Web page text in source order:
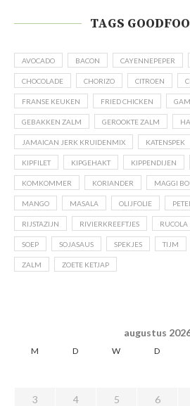
TAGS
AVOCADO BACON CAYENNEPEPER
CHOCOLADE CHORIZO CITROEN
FRANSE KEUKEN FRIED CHICKEN
GEBAKKEN ZALM GEROOKTE ZALM
JAMAICAN JERK KRUIDENMIX KATENSPEK
KIPFILET KIPGEHAKT KIPPENDIJEN
KOMKOMMER KORIANDER MAGGI
MANGO MASALA OLIJFOLIE
RIJSTAZIJN RIVIERKREEFTJES RUCOLA
SOEP SOJASAUS SPEKJES TIJM
ZALM ZOETE KETJAP
augustus
M D W D
3
4 5 6